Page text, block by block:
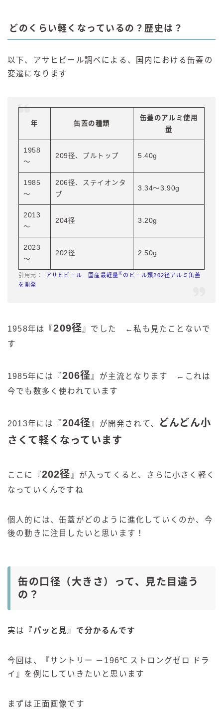
どのくらい軽くなっているの？歴史は？
以下、アサヒビール調べによる、国内における缶蓋の
変遷になります
年 缶蓋の種類
缶蓋のアルミ使用
量
1958
～
209径、プルトップ 5.40g
1985
～
206径、ステイオンタ
ブ
3.34～3.90g
2013
～
204径 3.20g
2023
～
202径 2.50g
アサヒビール 国産最軽量※ のビール類202径アルミ缶蓋
を開発
1958年は『209径 』でした ←私も見たことないで
す
1985年には『206径 』が主流となります ←これは
今でも数多く使われています
2013年には『204径 』が開発されて、
どんどん小
さくて軽くなっています
ここに『202径 』が入ってくると、さらに小さく軽く
なっていくんですね
個人的には、缶蓋がどのように進化していくのか、今
後の動きに注目したいと思います！
缶の口径（大きさ）って、見た目違う
の？
実は 『パッと見』で分かるんです
今回は、『サントリー －196℃ ストロングゼロ ドラ
イ』を例にしていきたいと思います
まずは正面画像です